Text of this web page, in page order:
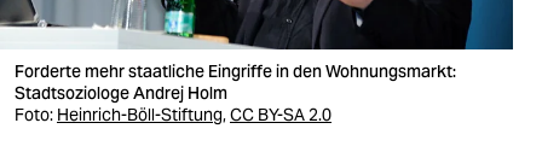
verlag
verlag
veranstaltungen
Forderte mehr staatliche Eingriffe in den Wohnungsmarkt:
Stadtsoziologe Andrej Holm
Foto: Heinrich-Böll-Stiftung,CC BY-SA 2.0